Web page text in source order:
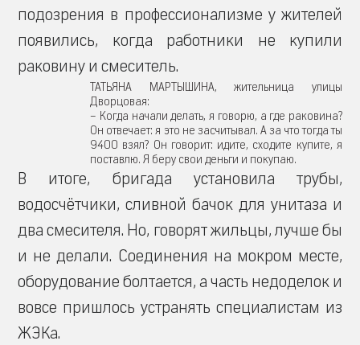
подозрения в профессионализме у жителей
появились, когда работники не купили
раковину и смеситель.
ТАТЬЯНА МАРТЫШИНА, жительница улицы
Дворцовая:
– Когда начали делать, я говорю, а где раковина?
Он отвечает: я это не засчитывал. А за что тогда ты
9400 взял? Он говорит: идите, сходите купите, я
поставлю. Я беру свои деньги и покупаю.
В итоге, бригада установила трубы,
водосчётчики, сливной бачок для унитаза и
два смесителя. Но, говорят жильцы, лучше бы
и не делали. Соединения на мокром месте,
оборудование болтается, а часть недоделок и
вовсе пришлось устранять специалистам из
ЖЭКа.